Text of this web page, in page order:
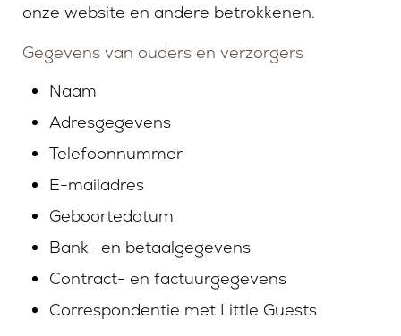
MANAGER
onze website en andere betrokkenen.
Gegevens van ouders en verzorgers
Naam
Adresgegevens
Telefoonnummer
E-mailadres
Geboortedatum
Bank- en betaalgegevens
Contract- en factuurgegevens
Correspondentie met Little Guests